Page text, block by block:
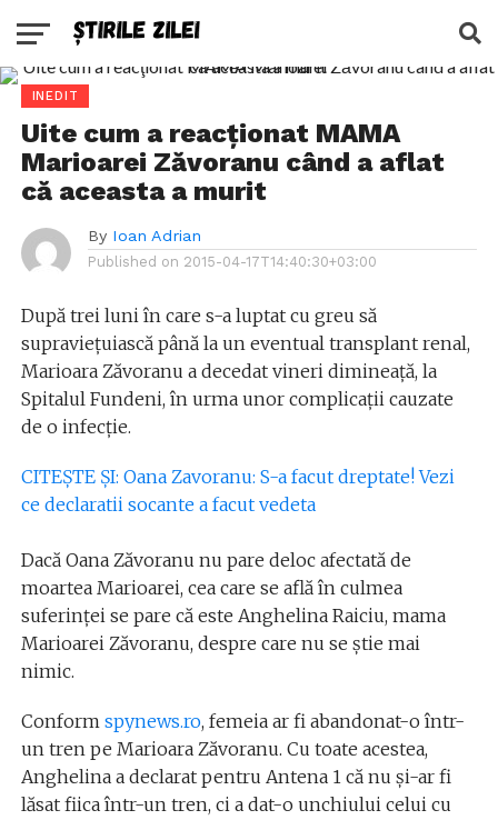
INEDIT
Uite cum a reacţionat MAMA
Marioarei Zăvoranu când a aflat
că aceasta a murit
By Ioan Adrian
Published on 2015-04-17T14:40:30+03:00
După trei luni în care s-a luptat cu greu să
supravieţuiască până la un eventual transplant renal,
Marioara Zăvoranu a decedat vineri dimineaţă, la
Spitalul Fundeni, în urma unor complicaţii cauzate
de o infecţie.
CITEŞTE ŞI: Oana Zavoranu: S-a facut dreptate! Vezi
ce declaratii socante a facut vedeta
Dacă Oana Zăvoranu nu pare deloc afectată de
moartea Marioarei, cea care se află în culmea
suferinţei se pare că este Anghelina Raiciu, mama
Marioarei Zăvoranu, despre care nu se ştie mai
nimic.
Conform spynews.ro, femeia ar fi abandonat-o într-
un tren pe Marioara Zăvoranu. Cu toate acestea,
Anghelina a declarat pentru Antena 1 că nu şi-ar fi
lăsat fiica într-un tren, ci a dat-o unchiului celui cu